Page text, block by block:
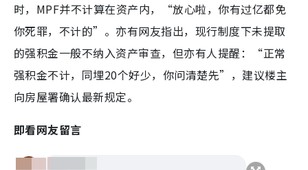
时，MPF并不计算在资产内，“放心啦，你有过亿都免
你死罪，不计的”。亦有网友指出，现行制度下未提取
的强积金一般不纳入资产审查，但亦有人提醒：“正常
强积金不计，同埋20个好少，你问清楚先”，建议楼主
向房屋署确认最新规定。
即看网友留言